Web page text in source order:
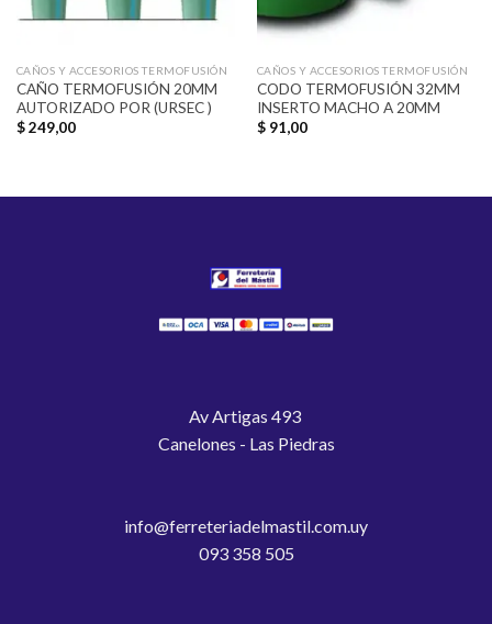
CAÑOS Y ACCESORIOS TERMOFUSIÓN
CAÑO TERMOFUSIÓN 20MM
AUTORIZADO POR (URSEC )
$249,00
CAÑOS Y ACCESORIOS TERMOFUSIÓN
CODO TERMOFUSIÓN 32MM
INSERTO MACHO A 20MM
$91,00
Av Artigas 493
Canelones - Las Piedras
info@ferreteriadelmastil.com.uy
093 358 505